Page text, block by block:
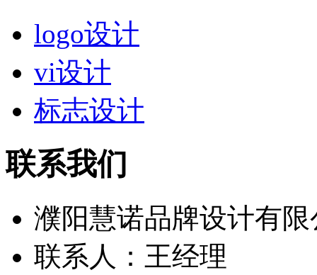
logo设计
vi设计
标志设计
联系我们
濮阳慧诺品牌设计有限
联系人：王经理